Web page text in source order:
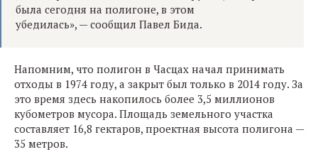
была сегодня на полигоне, в этом
убедилась», — сообщил Павел Бида.
Напомним, что полигон в Часцах начал принимать
отходы в 1974 году, а закрыт был только в 2014 году. За
это время здесь накопилось более 3,5 миллионов
кубометров мусора. Площадь земельного участка
составляет 16,8 гектаров, проектная высота полигона —
35 метров.